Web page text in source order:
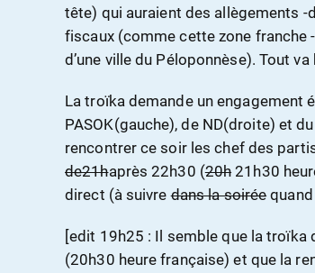
tête) qui auraient des allègements -
fiscaux (comme cette zone franche
d’une ville du Péloponnèse). Tout
La troïka demande un engagement
PASOK(gauche), de ND(droite) et
rencontrer ce soir les chef des
de21haprès 22h30 (20h21h30
direct (à suivredans la soiréequand
[edit 19h25 : Il semble que la
(20h30 heure française) et que la